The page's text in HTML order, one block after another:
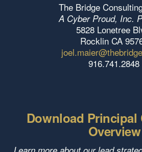
The Bridge
A Cyber Proud, Inc.
5828 Lonetree
Rocklin CA
916.741.2848
Download Principal
Overview